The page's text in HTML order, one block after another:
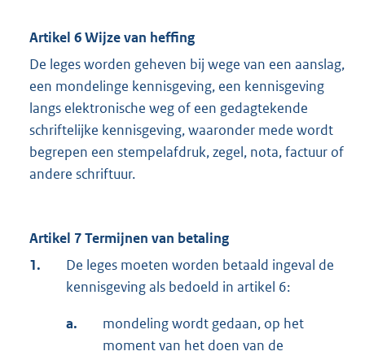
Artikel 6 Wijze van heffing
De leges worden geheven bij wege van een aanslag,
een mondelinge kennisgeving, een kennisgeving
langs elektronische weg of een gedagtekende
schriftelijke kennisgeving, waaronder mede wordt
begrepen een stempelafdruk, zegel, nota, factuur of
andere schriftuur.
Artikel 7 Termijnen van betaling
1.
De leges moeten worden betaald ingeval de
kennisgeving als bedoeld in artikel 6:
a.
mondeling wordt gedaan, op het
moment van het doen van de